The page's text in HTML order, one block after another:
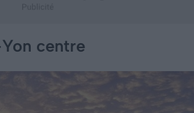
centre